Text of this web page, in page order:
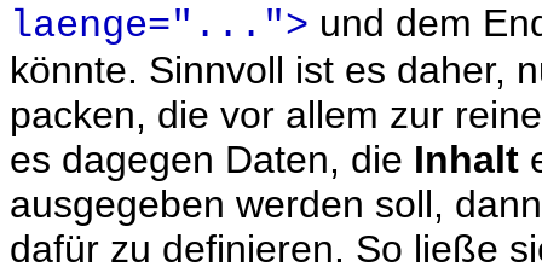
laenge="..."> und dem
könnte. Sinnvoll ist es daher,
packen, die vor allem zur
es dagegen Daten, die Inhalt
ausgegeben werden soll,
dafür zu definieren. So ließe